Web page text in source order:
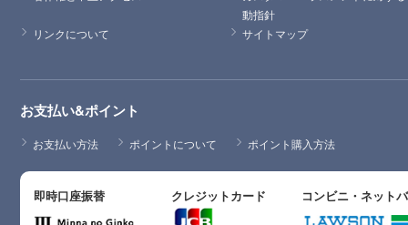
動指針
リンクについて
サイトマップ
お支払い&ポイント
お支払い方法 ポイントについて ポイント購入方法
即時口座振替 クレジットカード コンビニ・ネット